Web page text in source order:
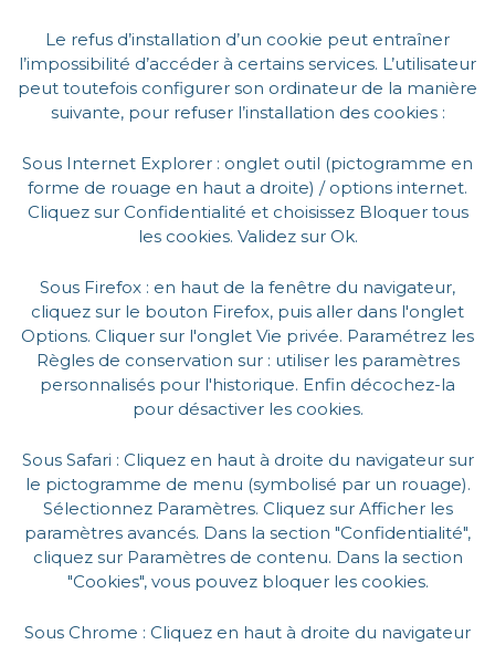
Le refus d’installation d’un cookie peut entraîner
l’impossibilité d’accéder à certains services. L’utilisateur
peut toutefois configurer son ordinateur de la manière
suivante, pour refuser l’installation des cookies :
Sous Internet Explorer : onglet outil (pictogramme en
forme de rouage en haut a droite) / options internet.
Cliquez sur Confidentialité et choisissez Bloquer tous
les cookies. Validez sur Ok.
Sous Firefox : en haut de la fenêtre du navigateur,
cliquez sur le bouton Firefox, puis aller dans l'onglet
Options. Cliquer sur l'onglet Vie privée. Paramétrez les
Règles de conservation sur : utiliser les paramètres
personnalisés pour l'historique. Enfin décochez-la
pour désactiver les cookies.
Sous Safari : Cliquez en haut à droite du navigateur sur
le pictogramme de menu (symbolisé par un rouage).
Sélectionnez Paramètres. Cliquez sur Afficher les
paramètres avancés. Dans la section "Confidentialité",
cliquez sur Paramètres de contenu. Dans la section
"Cookies", vous pouvez bloquer les cookies.
Sous Chrome : Cliquez en haut à droite du navigateur